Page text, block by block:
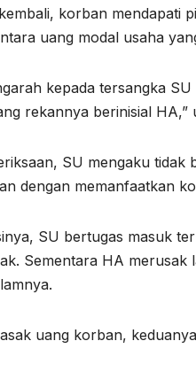
korban mendapati
uang modal usaha
kepada tersangka
rekannya berinisial
SU mengaku
dengan memanfaatkan
SU bertugas masuk
Sementara HA
uang korban,